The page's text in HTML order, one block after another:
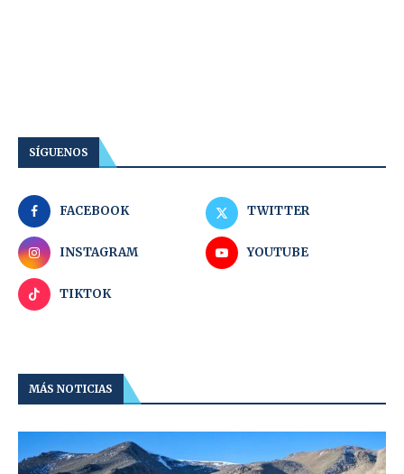
SÍGUENOS
FACEBOOK TWITTER
INSTAGRAM YOUTUBE
TIKTOK
MÁS NOTICIAS